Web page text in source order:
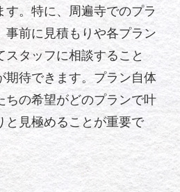
す。特に、周遍寺でのプラ
事前に見積もりや各プラン
スタッフに相談すること
期待できます。プラン自体
ちの希望がどのプランで叶
と見極めることが重要で